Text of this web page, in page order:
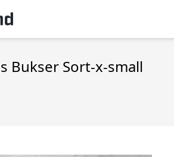
Bukser Sort-x-small